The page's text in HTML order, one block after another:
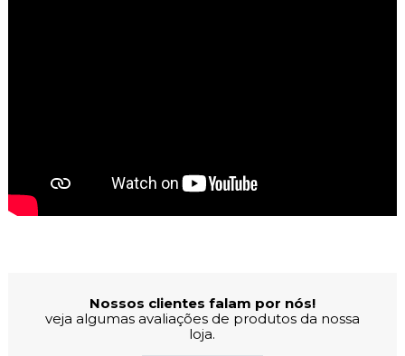
Nossos clientes falam por nós!
veja algumas avaliações de produtos da nossa
loja.